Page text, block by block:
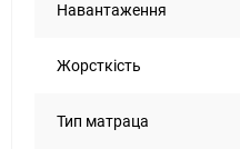
Захотіли купити тонкий
Навантаження
Жорсткість
Тип матраца